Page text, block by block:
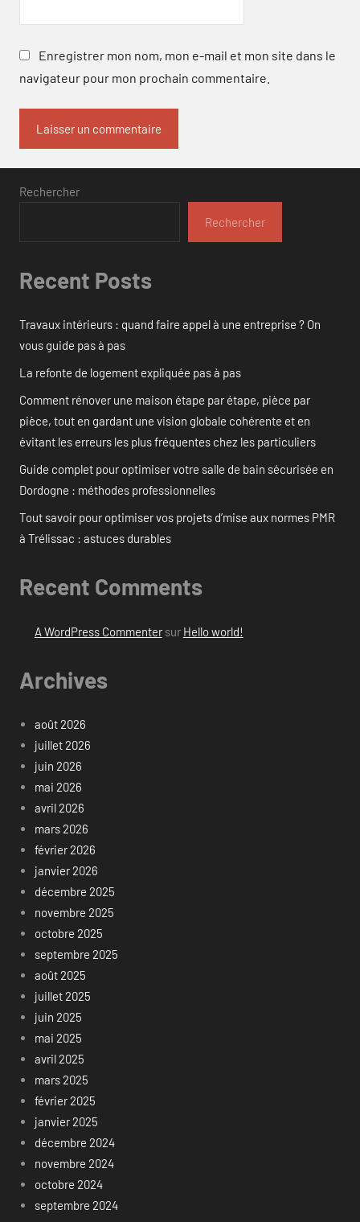
Enregistrer mon nom, mon e-mail et mon site dans le
navigateur pour mon prochain commentaire.
Rechercher
Rechercher
Recent Posts
Travaux intérieurs : quand faire appel à une entreprise ? On
vous guide pas à pas
La refonte de logement expliquée pas à pas
Comment rénover une maison étape par étape, pièce par
pièce, tout en gardant une vision globale cohérente et en
évitant les erreurs les plus fréquentes chez les particuliers
Guide complet pour optimiser votre salle de bain sécurisée en
Dordogne : méthodes professionnelles
Tout savoir pour optimiser vos projets d’mise aux normes PMR
à Trélissac : astuces durables
Recent Comments
A WordPress Commentersur Hello world!
Archives
août 2026
juillet 2026
juin 2026
mai 2026
avril 2026
mars 2026
février 2026
janvier 2026
décembre 2025
novembre 2025
octobre 2025
septembre 2025
août 2025
juillet 2025
juin 2025
mai 2025
avril 2025
mars 2025
février 2025
janvier 2025
décembre 2024
novembre 2024
octobre 2024
septembre 2024